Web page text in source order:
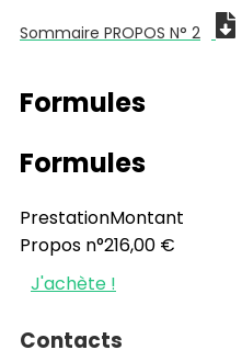
Sommaire PROPOS N° 2
Formules
Formules
PrestationMontant
Propos n°216,00 €
J'achète !
Contacts